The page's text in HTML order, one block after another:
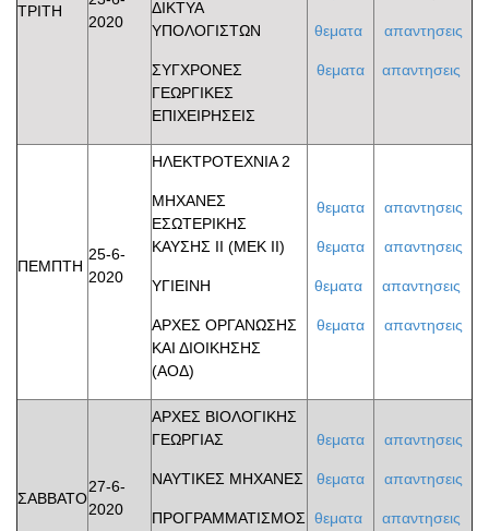
ΤΡΙΤΗ
2020
ΔΙΚΤΥΑ
ΥΠΟΛΟΓΙΣΤΩΝ
ΣΥΓΧΡΟΝΕΣ
ΓΕΩΡΓΙΚΕΣ
ΕΠΙΧΕΙΡΗΣΕΙΣ
θεματα
θεματα
απαντησεις
απαντησεις
ΠΕΜΠΤΗ
25-6-
2020
ΗΛΕΚΤΡΟΤΕΧΝΙΑ 2
ΜΗΧΑΝΕΣ
ΕΣΩΤΕΡΙΚΗΣ
ΚΑΥΣΗΣ II (ΜΕΚ ΙΙ)
ΥΓΙΕΙΝΗ
ΑΡΧΕΣ ΟΡΓΑΝΩΣΗΣ
ΚΑΙ ΔΙΟΙΚΗΣΗΣ
(ΑΟΔ)
θεματα
θεματα
θεματα
θεματα
απαντησεις
απαντησεις
απαντησεις
απαντησεις
ΣΑΒΒΑΤΟ
27-6-
2020
ΑΡΧΕΣ ΒΙΟΛΟΓΙΚΗΣ
ΓΕΩΡΓΙΑΣ
ΝΑΥΤΙΚΕΣ ΜΗΧΑΝΕΣ
ΠΡΟΓΡΑΜΜΑΤΙΣΜΟΣ
θεματα
θεματα
θεματα
απαντησεις
απαντησεις
απαντησεις